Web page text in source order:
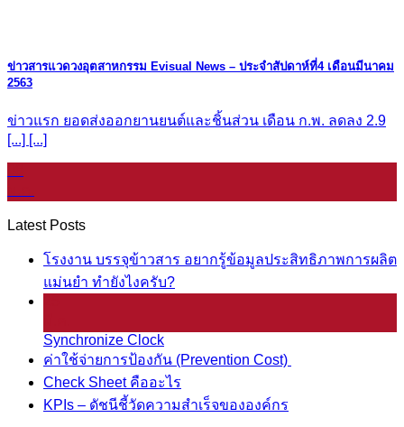
ข่าวสารแวดวงอุตสาหกรรม Evisual News – ประจำสัปดาห์ที่4 เดือนมีนาคม
2563
ข่าวแรก ยอดส่งออกยานยนต์และชิ้นส่วน เดือน ก.พ. ลดลง 2.9
[...] [...]
Latest Posts
โรงงาน บรรจุข้าวสาร อยากรู้ข้อมูลประสิทธิภาพการผลิต
แม่นยำ ทำยังไงครับ?
Synchronize Clock
ค่าใช้จ่ายการป้องกัน (Prevention Cost)
Check Sheet คืออะไร
KPIs – ดัชนีชี้วัดความสำเร็จขององค์กร